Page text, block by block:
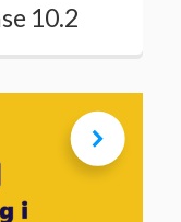
10.2